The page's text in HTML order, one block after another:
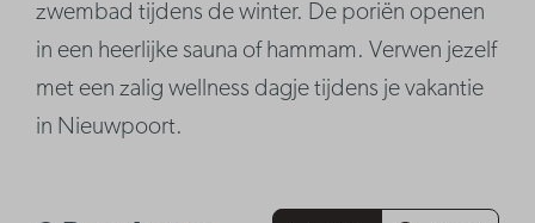
zwembad tijdens de winter. De poriën openen
in een heerlijke sauna of hammam. Verwen jezelf
met een zalig wellness dagje tijdens je vakantie
in Nieuwpoort.